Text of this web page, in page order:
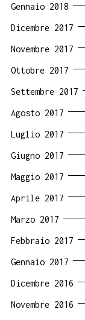
Gennaio 2018
Dicembre 2017
Novembre 2017
Ottobre 2017
Settembre 2017
Agosto 2017
Luglio 2017
Giugno 2017
Maggio 2017
Aprile 2017
Marzo 2017
Febbraio 2017
Gennaio 2017
Dicembre 2016
Novembre 2016